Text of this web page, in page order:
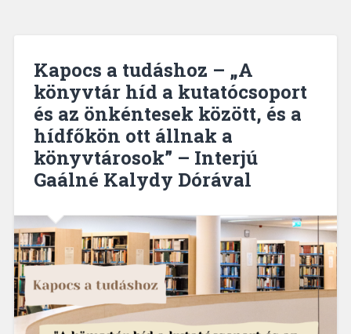
Kapocs a tudáshoz – „A
könyvtár híd a kutatócsoport
és az önkéntesek között, és a
hídfőkön ott állnak a
könyvtárosok” – Interjú
Gaálné Kalydy Dórával